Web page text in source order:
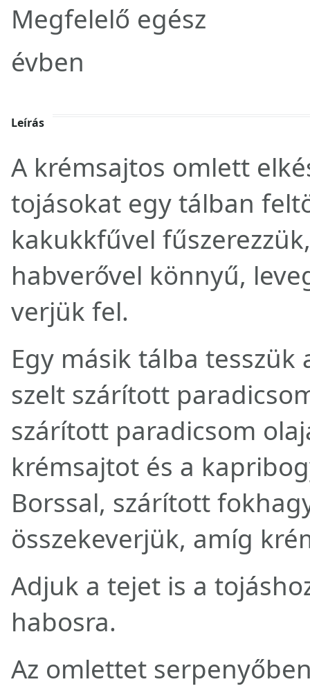
Megfelelő egész
évben
Leírás
A krémsajtos omlett
tojásokat egy tálban
kakukkfűvel
habverővel könnyű,
verjük fel.
Egy másik tálba
szelt szárított
szárított paradicsom
krémsajtot és a
Borssal, szárított
összekeverjük, amíg
Adjuk a tejet is a
habosra.
Az omlettet